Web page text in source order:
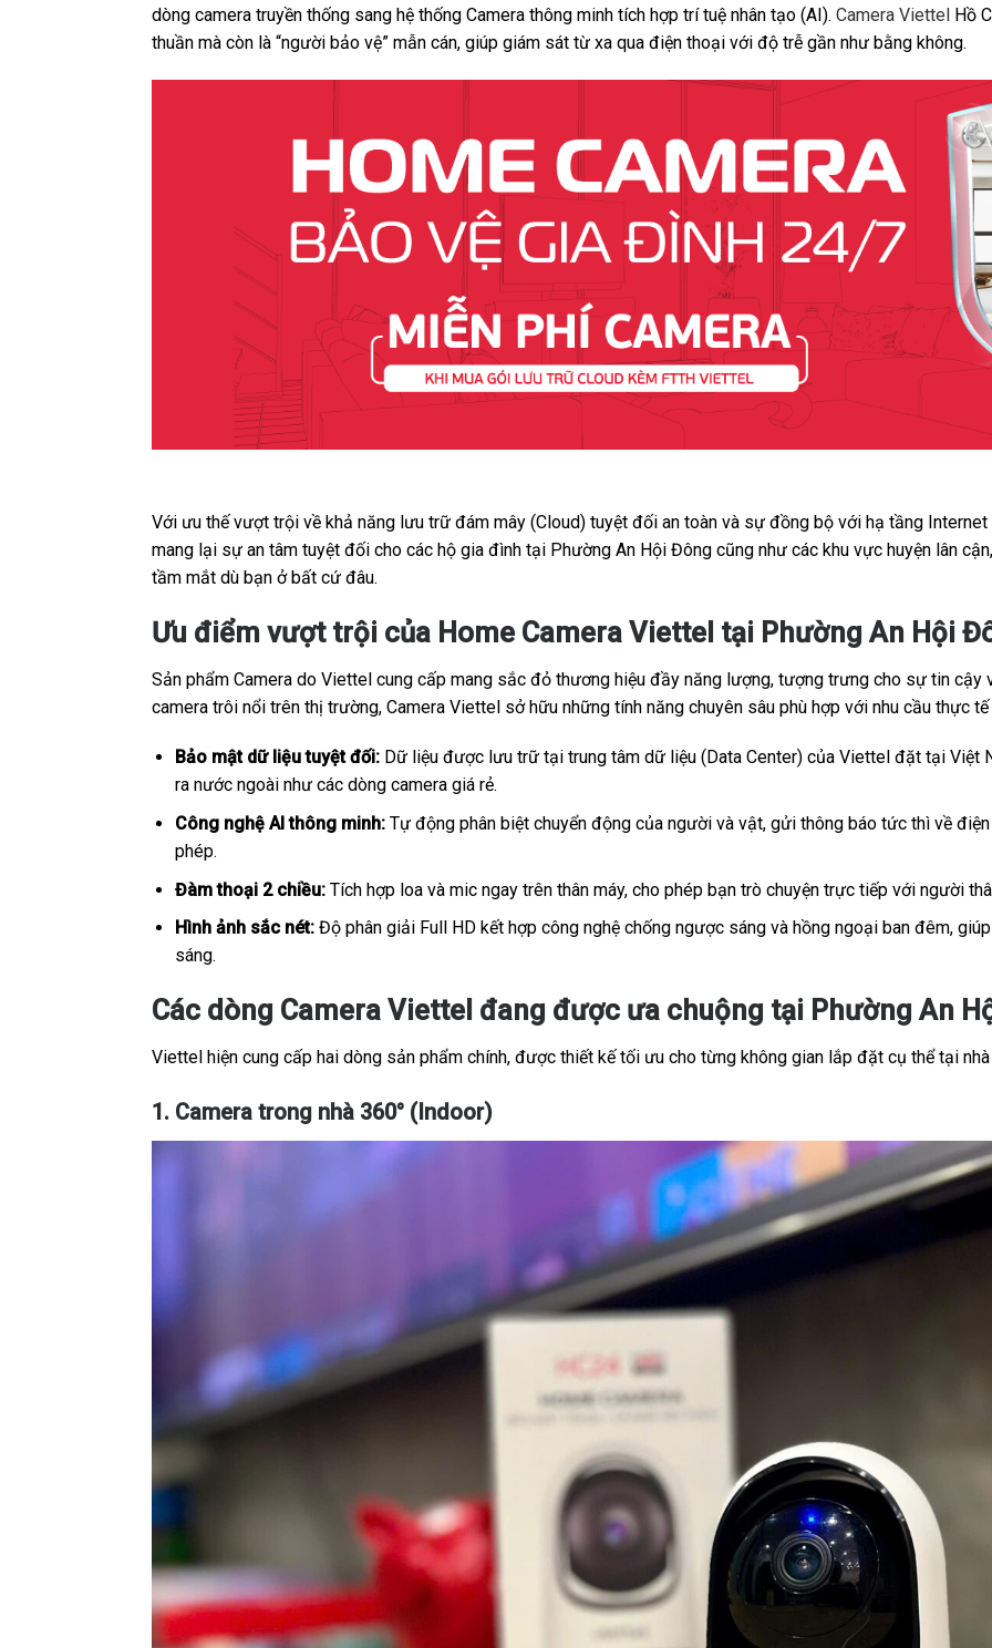
dòng camera truyền thống sang hệ thống Camera thông minh tích hợp trí tuệ nhân tạo (AI). Camera Viettel Hồ
thuần mà còn là “người bảo vệ” mẫn cán, giúp giám sát từ xa qua điện thoại với độ trễ gần như bằng không.
Với ưu thế vượt trội về khả năng lưu trữ đám mây (Cloud) tuyệt đối an toàn và sự đồng bộ với hạ tầng
mang lại sự an tâm tuyệt đối cho các hộ gia đình tại Phường An Hội Đông cũng như các khu vực huyện lân
tầm mắt dù bạn ở bất cứ đâu.
Ưu điểm vượt trội của Home Camera Viettel tại Phường An Hội
Sản phẩm Camera do Viettel cung cấp mang sắc đỏ thương hiệu đầy năng lượng, tượng trưng cho sự tin cậy
camera trôi nổi trên thị trường, Camera Viettel sở hữu những tính năng chuyên sâu phù hợp với nhu cầu thực
Bảo mật dữ liệu tuyệt đối:Dữ liệu được lưu trữ tại trung tâm dữ liệu (Data Center) của Viettel đặt tại Việt
ra nước ngoài như các dòng camera giá rẻ.
Công nghệ AI thông minh:Tự động phân biệt chuyển động của người và vật, gửi thông báo tức thì về
phép.
Đàm thoại 2 chiều:Tích hợp loa và mic ngay trên thân máy, cho phép bạn trò chuyện trực tiếp với người
Hình ảnh sắc nét:Độ phân giải Full HD kết hợp công nghệ chống ngược sáng và hồng ngoại ban đêm,
sáng.
Các dòng Camera Viettel đang được ưa chuộng tại Phường An
Viettel hiện cung cấp hai dòng sản phẩm chính, được thiết kế tối ưu cho từng không gian lắp đặt cụ thể tại
1. Camera trong nhà 360° (Indoor)